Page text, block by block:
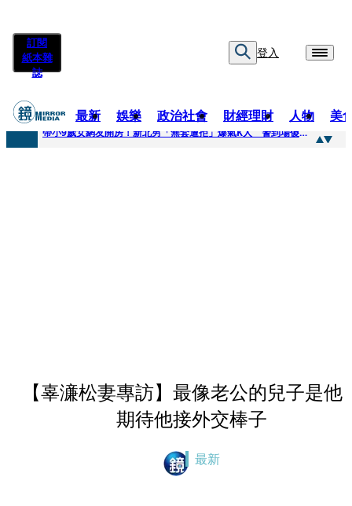
訂閱
紙本雜
誌
登入
最新 娛樂 政治社會 財經理財 人物 美
快訊
帶小9歲女網友開房！新北男「無套遭拒」爆氣K人 警到場傻眼搜到手銬、改造槍
【辜濓松妻專訪】最像老公的兒子是
期待他接外交棒子
最新